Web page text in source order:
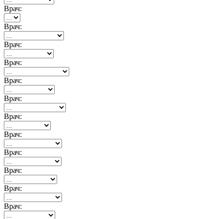
Врач:
Врач:
Врач:
Врач:
Врач:
Врач:
Врач:
Врач:
Врач:
Врач:
Врач:
Врач: